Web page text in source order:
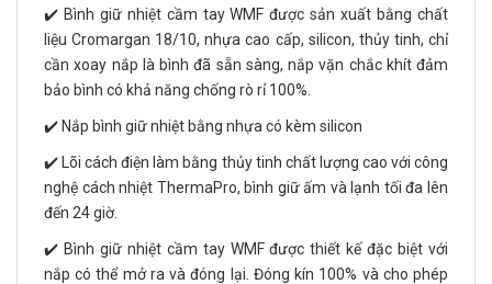
✔️ Bình giữ nhiệt cầm tay WMF được sản xuất bằng chất
liệu Cromargan 18/10, nhựa cao cấp, silicon, thủy tinh, chỉ
cần xoay nắp là bình đã sẵn sàng, nắp vặn chắc khít đảm
bảo bình có khả năng chống rò rỉ 100%.
✔️ Nắp bình giữ nhiệt bằng nhựa có kèm silicon
✔️ Lõi cách điện làm bằng thủy tinh chất lượng cao với công
nghệ cách nhiệt ThermaPro, bình giữ ấm và lạnh tối đa lên
đến 24 giờ.
✔️ Bình giữ nhiệt cầm tay WMF được thiết kế đặc biệt với
nắp có thể mở ra và đóng lại. Đóng kín 100% và cho phép